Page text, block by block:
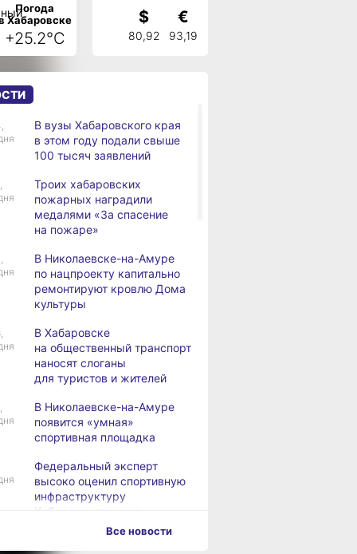
Погода
Хабаровске
+25.2°C
$
80,92
€
93,19
В вузы Хабаровского края
в этом году подали свыше
100 тысяч заявлений
Троих хабаровских
пожарных наградили
медалями «За спасение
на пожаре»
В Николаевске-на-Амуре
по нацпроекту капитально
ремонтируют кровлю Дома
культуры
В Хабаровске
на общественный транспорт
наносят слоганы
для туристов и жителей
В Николаевске-на-Амуре
появится «умная»
спортивная площадка
Федеральный эксперт
высоко оценил спортивную
инфраструктуру
Хабаровского края
Все новости